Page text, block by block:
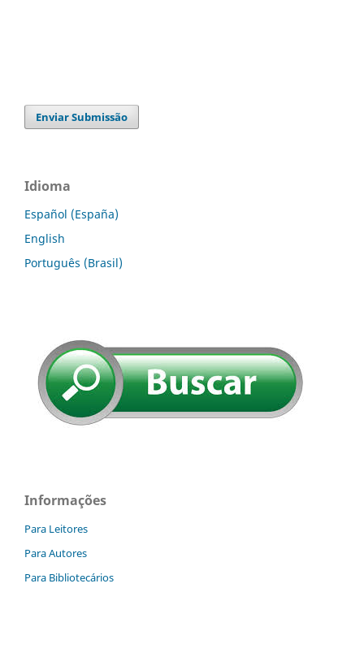
Enviar Submissão
Idioma
Español (España)
English
Português (Brasil)
Informações
Para Leitores
Para Autores
Para Bibliotecários